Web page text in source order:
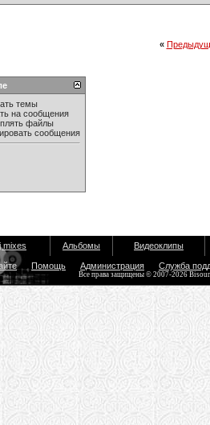
«
темы
на сообщения
файлы
сообщения
mixes Альбомы Видеоклипы
Помощь Администрация Служба
Все права защищены © 2007-2026